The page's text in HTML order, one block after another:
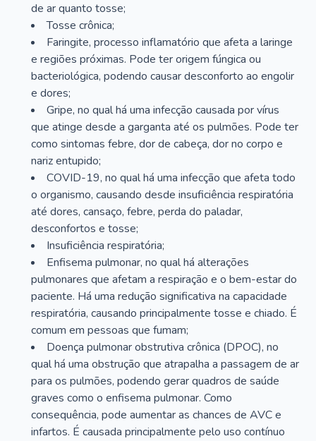
de ar quanto tosse;
Tosse crônica;
Faringite, processo inflamatório que afeta a laringe
e regiões próximas. Pode ter origem fúngica ou
bacteriológica, podendo causar desconforto ao engolir
e dores;
Gripe, no qual há uma infecção causada por vírus
que atinge desde a garganta até os pulmões. Pode ter
como sintomas febre, dor de cabeça, dor no corpo e
nariz entupido;
COVID-19, no qual há uma infecção que afeta todo
o organismo, causando desde insuficiência respiratória
até dores, cansaço, febre, perda do paladar,
desconfortos e tosse;
Insuficiência respiratória;
Enfisema pulmonar, no qual há alterações
pulmonares que afetam a respiração e o bem-estar do
paciente. Há uma redução significativa na capacidade
respiratória, causando principalmente tosse e chiado. É
comum em pessoas que fumam;
Doença pulmonar obstrutiva crônica (DPOC), no
qual há uma obstrução que atrapalha a passagem de ar
para os pulmões, podendo gerar quadros de saúde
graves como o enfisema pulmonar. Como
consequência, pode aumentar as chances de AVC e
infartos. É causada principalmente pelo uso contínuo